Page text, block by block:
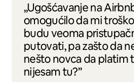
„Ugošćavanje na
omogućilo da mi
budu veoma
putovati, pa zašto da
nešto novca da platim
nijesam tu?”